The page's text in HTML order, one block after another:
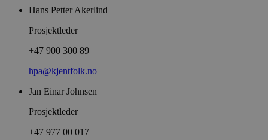
Hans Petter Akerlind
Prosjektleder
+47 900 300 89
hpa@kjentfolk.no
Jan Einar Johnsen
Prosjektleder
+47 977 00 017